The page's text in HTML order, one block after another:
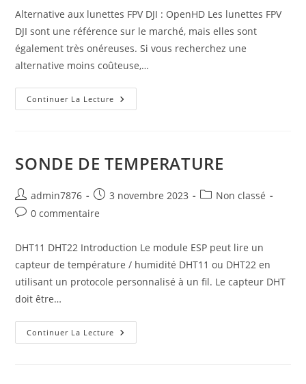
la
publication :
Alternative aux lunettes FPV DJI : OpenHD Les lunettes FPV
DJI sont une référence sur le marché, mais elles sont
également très onéreuses. Si vous recherchez une
alternative moins coûteuse,…
Continuer La Lecture Alternative
Aux
OpenHD
SONDE DE TEMPERATURE
Auteur/autrice
de
admin7876
Publication
publiée :
3 novembre 2023
PostNon classé
Commentaires
la
publication :
0 commentaire
DHT11 DHT22 Introduction Le module ESP peut lire un
capteur de température / humidité DHT11 ou DHT22 en
utilisant un protocole personnalisé à un fil. Le capteur DHT
doit être…
Continuer La Lecture SONDE
DE